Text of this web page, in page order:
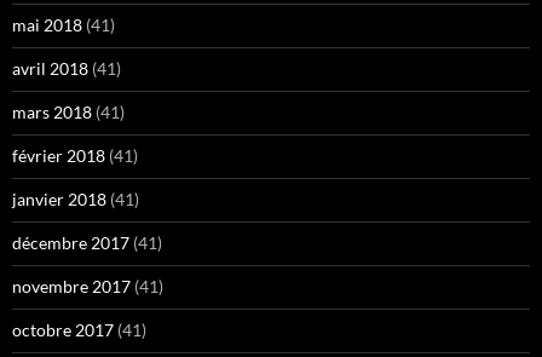
mai 2018 (41)
avril 2018 (41)
mars 2018 (41)
février 2018 (41)
janvier 2018 (41)
décembre 2017 (41)
novembre 2017 (41)
octobre 2017 (41)